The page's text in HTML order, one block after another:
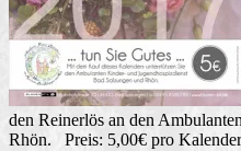
den Reinerlös an den
Rhön. Preis: 5,00€ pro